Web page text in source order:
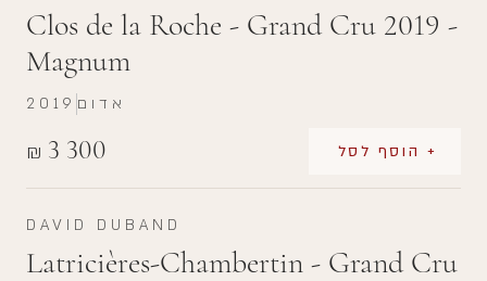
Clos de la Roche - Grand Cru 2019 -
Magnum
₪ 3 300 + הוסף לסל
2019 אדום
DAVID DUBAND
Latricières-Chambertin - Grand Cru